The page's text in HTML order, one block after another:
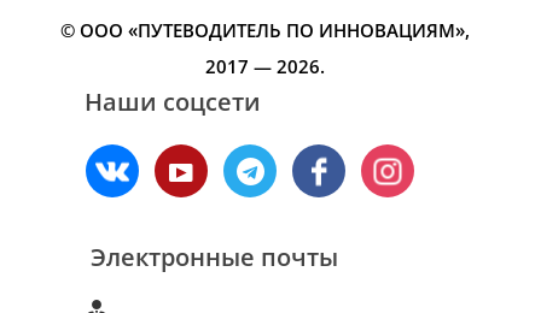
© ООО «ПУТЕВОДИТЕЛЬ ПО ИННОВАЦИЯМ»‎,
2017 — 2026.
Наши соцсети
Электронные почты